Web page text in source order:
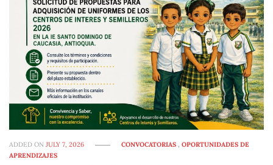
ADDED ONJULY 7, 2026 CONVOCATORIAS ,OPORTUNIDADES DE
APRENDIZAJES